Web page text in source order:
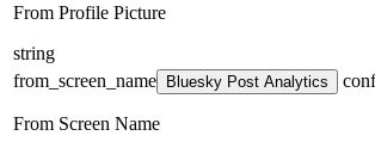
From Profile Picture
string
from_screen_name
Bluesky Post Analytics
From Screen Name